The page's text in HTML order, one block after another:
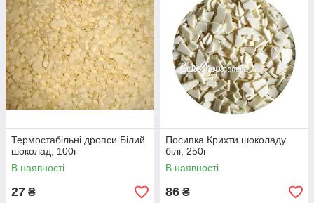
Термостабільні дропси Білий
шоколад, 100г
В наявності
27 ₴
Посипка Крихти шоколаду
білі, 250г
В наявності
86 ₴